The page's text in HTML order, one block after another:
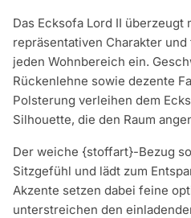
Das Ecksofa Lord II überzeugt
repräsentativen Charakter
jeden Wohnbereich ein.
Rückenlehne sowie dezente
Polsterung verleihen dem
Silhouette, die den Raum
Der weiche {stoffart}-Bezug
Sitzgefühl und lädt zum
Akzente setzen dabei feine
unterstreichen den